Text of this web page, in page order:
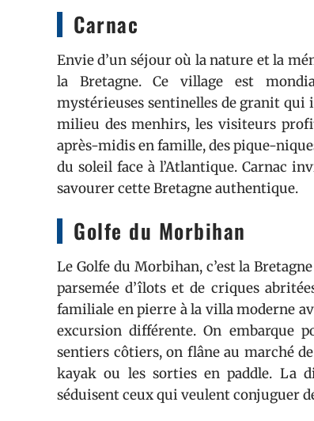
Carnac
Envie d’un séjour où la nature et la
la Bretagne. Ce village est
mystérieuses sentinelles de granit qui
milieu des menhirs, les visiteurs
après-midis en famille, des pique-
du soleil face à l’Atlantique. Carnac
savourer cette Bretagne authentique.
Golfe du Morbihan
Le Golfe du Morbihan, c’est la
parsemée d’îlots et de criques
familiale en pierre à la villa moderne
excursion différente. On embarque
sentiers côtiers, on flâne au marché
kayak ou les sorties en paddle. La
séduisent ceux qui veulent conjuguer